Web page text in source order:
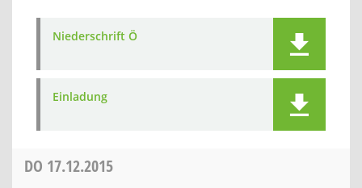
Niederschrift Ö
Einladung
DO 17.12.2015